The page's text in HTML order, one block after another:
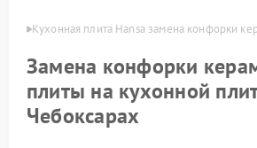
Кухонная плита Hansa замена конфорки
Замена конфорки
плиты на кухонной
Чебоксарах